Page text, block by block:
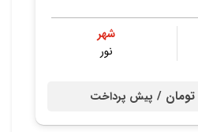
شهر
نور
پیش پرداخت